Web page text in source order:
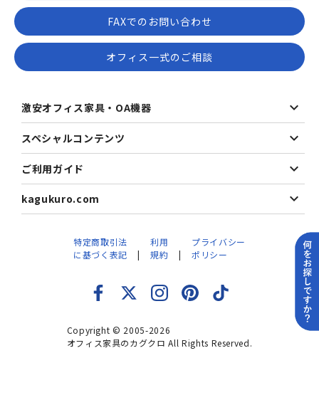
FAXでのお問い合わせ
オフィス一式のご相談
激安オフィス家具・OA機器
スペシャルコンテンツ
ご利用ガイド
kagukuro.com
Copyright © 2005-2026
オフィス家具のカグクロ All Rights Reserved.
特定商取引法
に基づく表記
利用
規約
プライバシー
ポリシー